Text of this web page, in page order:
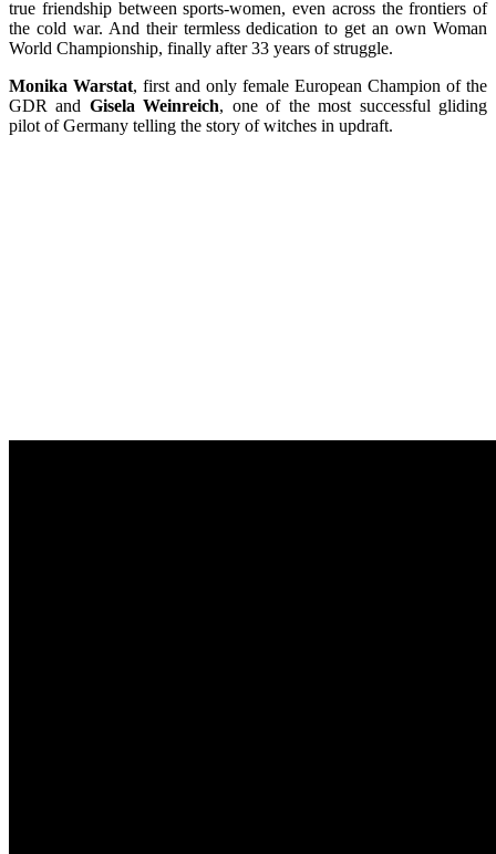
true friendship between sports-women, even across the frontiers of
the cold war. And their termless dedication to get an own Woman
World Championship, finally after 33 years of struggle.
Monika Warstat, first and only female European Champion of the
GDR and Gisela Weinreich, one of the most successful gliding
pilot of Germany telling the story of witches in updraft.